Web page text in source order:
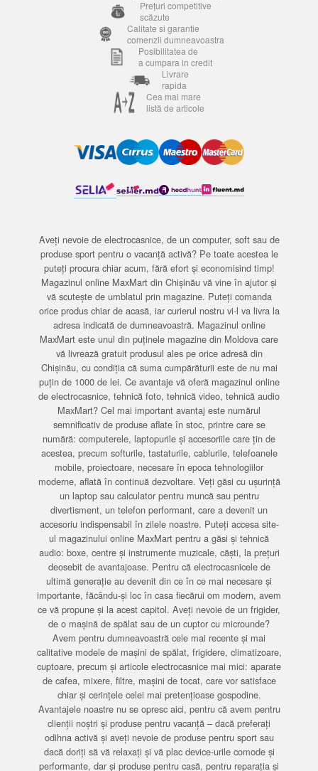
Prețuri competitive
scăzute
Calitate si garantie
comenzii dumneavoastra
Posibilitatea de
a cumpara in credit
Livrare
rapida
Cea mai mare
listă de articole
Aveți nevoie de electrocasnice, de un computer, soft sau de
produse sport pentru o vacanță activă? Pe toate acestea le
puteți procura chiar acum, fără efort și economisind timp!
Magazinul online MaxMart din Chișinău vă vine în ajutor și
vă scutește de umblatul prin magazine. Puteți comanda
orice produs chiar de acasă, iar curierul nostru vi-l va livra la
adresa indicată de dumneavoastră. Magazinul online
MaxMart este unul din puținele magazine din Moldova care
vă livrează gratuit produsul ales pe orice adresă din
Chișinău, cu condiția că suma cumpărăturii este de nu mai
puțin de 1000 de lei. Ce avantaje vă oferă magazinul online
de electrocasnice, tehnică foto, tehnică video, tehnică audio
MaxMart? Cel mai important avantaj este numărul
semnificativ de produse aflate în stoc, printre care se
numără: computerele, laptopurile și accesoriile care țin de
acestea, precum softurile, tastaturile, cablurile, telefoanele
mobile, proiectoare, necesare în epoca tehnologiilor
moderne, aflată în continuă dezvoltare. Veți găsi cu ușurință
un laptop sau calculator pentru muncă sau pentru
divertisment, un telefon performant, care a devenit un
accesoriu indispensabil în zilele noastre. Puteți accesa site-
ul magazinului online MaxMart pentru a găsi și tehnică
audio: boxe, centre și instrumente muzicale, căști, la prețuri
deosebit de avantajoase. Pentru că electrocasnicele de
ultimă generație au devenit din ce în ce mai necesare și
importante, făcându-și loc în casa fiecărui om modern, avem
ce vă propune și la acest capitol. Aveți nevoie de un frigider,
de o mașină de spălat sau de un cuptor cu microunde?
Avem pentru dumneavoastră cele mai recente și mai
calitative modele de mașini de spălat, frigidere, climatizoare,
cuptoare, precum și articole electrocasnice mai mici: aparate
de cafea, mixere, filtre, mașini de tocat, care vor satisface
chiar și cerințele celei mai pretențioase gospodine.
Avantajele noastre nu se opresc aici, pentru că avem pentru
clienții noștri și produse pentru vacanță – dacă preferați
odihna activă și aveți nevoie de produse pentru sport sau
dacă doriți să vă relaxați și vă plac device-urile comode și
performante, dar și produse pentru casă, pentru reparația și